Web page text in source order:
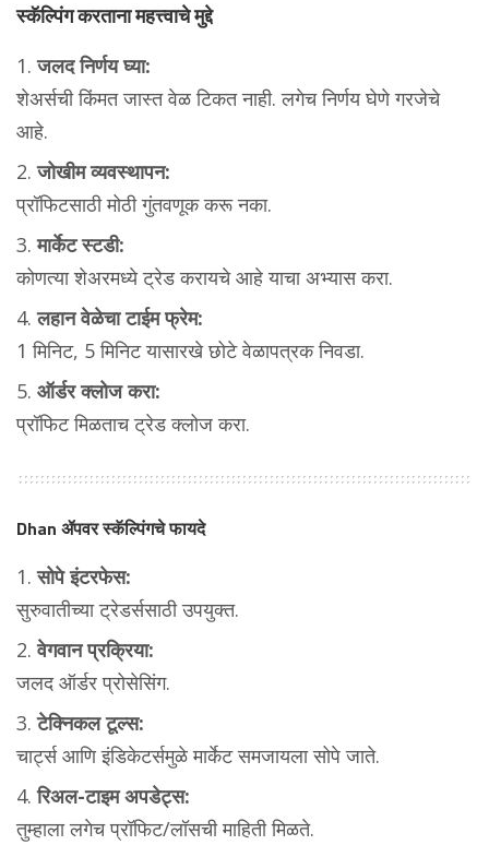
स्कॅल्पिंग करताना महत्त्वाचे मुद्दे
जलद निर्णय घ्या:
शेअर्सची किंमत जास्त वेळ टिकत नाही. लगेच निर्णय घेणे गरजेचे
आहे.
जोखीम व्यवस्थापन:
प्रॉफिटसाठी मोठी गुंतवणूक करू नका.
मार्केट स्टडी:
कोणत्या शेअरमध्ये ट्रेड करायचे आहे याचा अभ्यास करा.
लहान वेळेचा टाईम फ्रेम:
1 मिनिट, 5 मिनिट यासारखे छोटे वेळापत्रक निवडा.
ऑर्डर क्लोज करा:
प्रॉफिट मिळताच ट्रेड क्लोज करा.
Dhan ॲपवर स्कॅल्पिंगचे फायदे
सोपे इंटरफेस:
सुरुवातीच्या ट्रेडर्ससाठी उपयुक्त.
वेगवान प्रक्रिया:
जलद ऑर्डर प्रोसेसिंग.
टेक्निकल टूल्स:
चार्ट्स आणि इंडिकेटर्समुळे मार्केट समजायला सोपे जाते.
रिअल-टाइम अपडेट्स:
तुम्हाला लगेच प्रॉफिट/लॉसची माहिती मिळते.